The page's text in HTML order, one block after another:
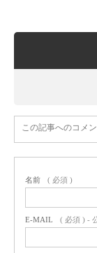
この記事へのコメ
名前 ( 必須 )
E-MAIL ( 必須 ) -